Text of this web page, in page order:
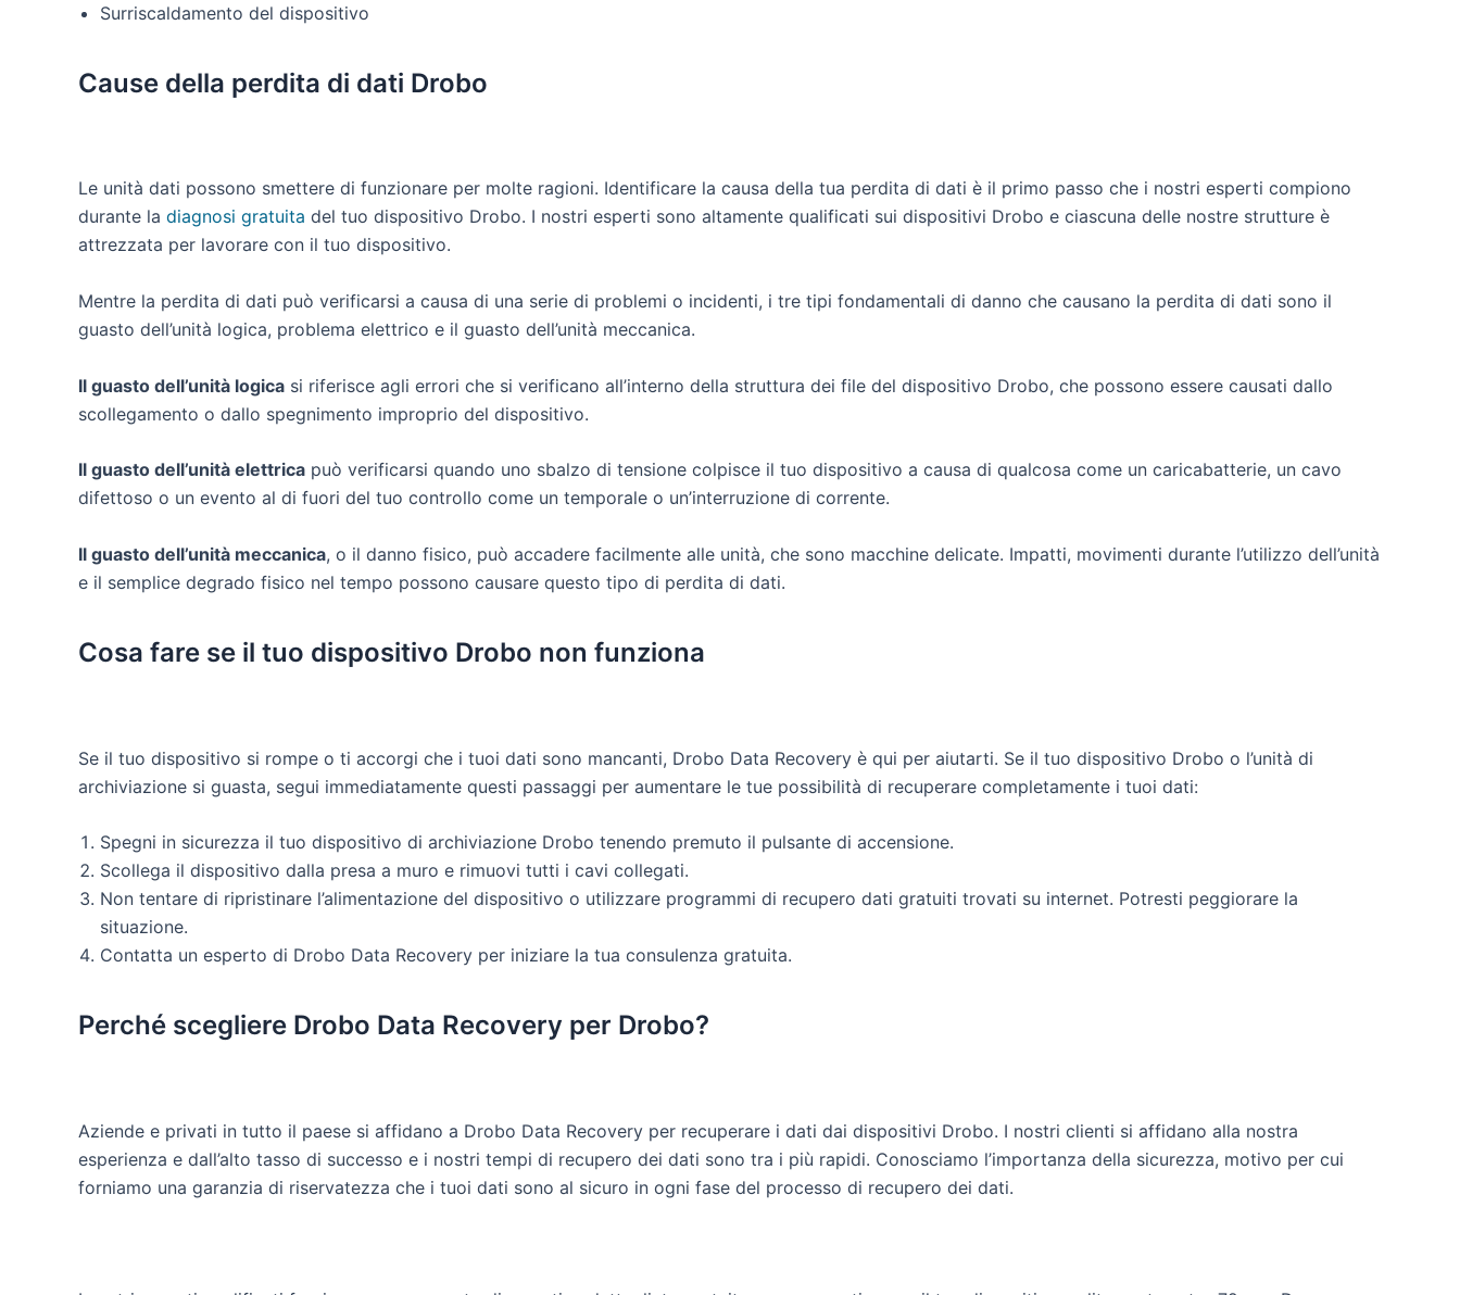
Surriscaldamento del dispositivo
Cause della perdita di dati Drobo
Le unità dati possono smettere di funzionare per molte ragioni. Identificare la causa della tua perdita di dati è il primo passo che i nostri esperti compiono
durante la diagnosi gratuita del tuo dispositivo Drobo. I nostri esperti sono altamente qualificati sui dispositivi Drobo e ciascuna delle nostre strutture è
attrezzata per lavorare con il tuo dispositivo.
Mentre la perdita di dati può verificarsi a causa di una serie di problemi o incidenti, i tre tipi fondamentali di danno che causano la perdita di dati sono il
guasto dell’unità logica, problema elettrico e il guasto dell’unità meccanica.
Il guasto dell’unità logica si riferisce agli errori che si verificano all’interno della struttura dei file del dispositivo Drobo, che possono essere causati dallo
scollegamento o dallo spegnimento improprio del dispositivo.
Il guasto dell’unità elettrica può verificarsi quando uno sbalzo di tensione colpisce il tuo dispositivo a causa di qualcosa come un caricabatterie, un cavo
difettoso o un evento al di fuori del tuo controllo come un temporale o un’interruzione di corrente.
Il guasto dell’unità meccanica, o il danno fisico, può accadere facilmente alle unità, che sono macchine delicate. Impatti, movimenti durante l’utilizzo dell’unità
e il semplice degrado fisico nel tempo possono causare questo tipo di perdita di dati.
Cosa fare se il tuo dispositivo Drobo non funziona
Se il tuo dispositivo si rompe o ti accorgi che i tuoi dati sono mancanti, Drobo Data Recovery è qui per aiutarti. Se il tuo dispositivo Drobo o l’unità di
archiviazione si guasta, segui immediatamente questi passaggi per aumentare le tue possibilità di recuperare completamente i tuoi dati:
Spegni in sicurezza il tuo dispositivo di archiviazione Drobo tenendo premuto il pulsante di accensione.
Scollega il dispositivo dalla presa a muro e rimuovi tutti i cavi collegati.
Non tentare di ripristinare l’alimentazione del dispositivo o utilizzare programmi di recupero dati gratuiti trovati su internet. Potresti peggiorare la
situazione.
Contatta un esperto di Drobo Data Recovery per iniziare la tua consulenza gratuita.
Perché scegliere Drobo Data Recovery per Drobo?
Aziende e privati ​​in tutto il paese si affidano a Drobo Data Recovery per recuperare i dati dai dispositivi Drobo. I nostri clienti si affidano alla nostra
esperienza e dall’alto tasso di successo e i nostri tempi di recupero dei dati sono tra i più rapidi. Conosciamo l’importanza della sicurezza, motivo per cui
forniamo una garanzia di riservatezza che i tuoi dati sono al sicuro in ogni fase del processo di recupero dei dati.